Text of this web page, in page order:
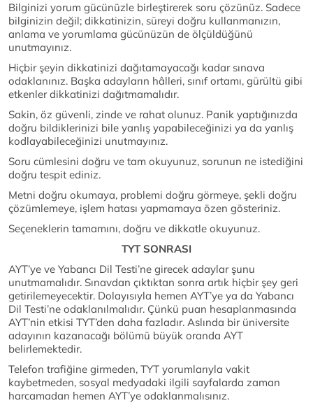
Bilginizi yorum gücünüzle birleştirerek soru çözünüz. Sadece
bilginizin değil; dikkatinizin, süreyi doğru kullanmanızın,
anlama ve yorumlama gücünüzün de ölçüldüğünü
unutmayınız.
Hiçbir şeyin dikkatinizi dağıtamayacağı kadar sınava
odaklanınız. Başka adayların hâlleri, sınıf ortamı, gürültü gibi
etkenler dikkatinizi dağıtmamalıdır.
Sakin, öz güvenli, zinde ve rahat olunuz. Panik yaptığınızda
doğru bildiklerinizi bile yanlış yapabileceğinizi ya da yanlış
kodlayabileceğinizi unutmayınız.
Soru cümlesini doğru ve tam okuyunuz, sorunun ne istediğini
doğru tespit ediniz.
Metni doğru okumaya, problemi doğru görmeye, şekli doğru
çözümlemeye, işlem hatası yapmamaya özen gösteriniz.
Seçeneklerin tamamını, doğru ve dikkatle okuyunuz.
TYT SONRASI
AYT’ye ve Yabancı Dil Testi’ne girecek adaylar şunu
unutmamalıdır. Sınavdan çıktıktan sonra artık hiçbir şey geri
getirilemeyecektir. Dolayısıyla hemen AYT’ye ya da Yabancı
Dil Testi’ne odaklanılmalıdır. Çünkü puan hesaplanmasında
AYT’nin etkisi TYT’den daha fazladır. Aslında bir üniversite
adayının kazanacağı bölümü büyük oranda AYT
belirlemektedir.
Telefon trafiğine girmeden, TYT yorumlarıyla vakit
kaybetmeden, sosyal medyadaki ilgili sayfalarda zaman
harcamadan hemen AYT’ye odaklanmalısınız.